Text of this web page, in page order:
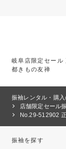
岐阜店限定セー
都きもの友禅
振袖レンタル・購
店舗限定セール
No.29-512902
振袖を探す